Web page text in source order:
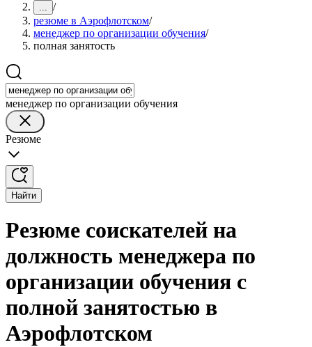
... /
резюме в Аэрофлотском/
менеджер по организации обучения/
полная занятость
менеджер по организации обучения
Резюме
Найти
Резюме соискателей на
должность менеджера по
организации обучения с
полной занятостью в
Аэрофлотском